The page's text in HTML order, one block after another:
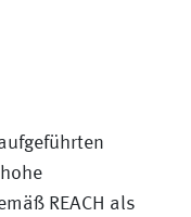
REACH als